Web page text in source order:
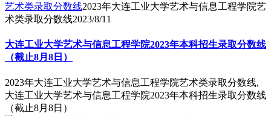
艺术类录取分数线2023年大连工业大学艺术与信息工程学院艺
术类录取分数线2023/8/11
大连工业大学艺术与信息工程学院2023年本科招生录取分数线
（截止8月8日）
2023年大连工业大学艺术与信息工程学院艺术类录取分数线,
大连工业大学艺术与信息工程学院2023年本科招生录取分数线
（截止8月8日）